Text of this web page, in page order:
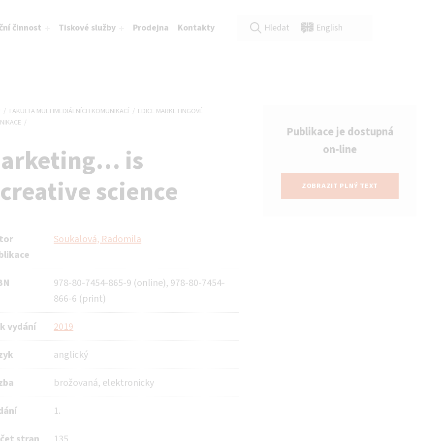
činnost Tiskové služby Prodejna Kontakty Hledat English
/ FAKULTA MULTIMEDIÁLNÍCH KOMUNIKACÍ / EDICE MARKETINGOVÉ
/
is
science
Soukalová, Radomila
978-80-7454-865-9 (online), 978-80-7454-
866-6 (print)
vydání 2019
anglický
brožovaná, elektronicky
1.
Publikace je dostupná
on-line
ZOBRAZIT PLNÝ TEXT